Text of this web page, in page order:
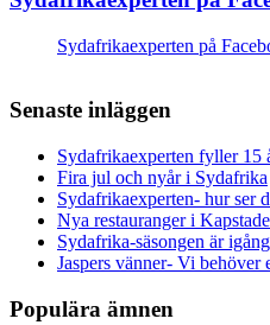
Sydafrikaexperten på
Senaste inläggen
Sydafrikaexperten fyller 15
Fira jul och nyår i Sydafrika
Sydafrikaexperten- hur ser
Nya restauranger i
Sydafrika-säsongen är
Jaspers vänner- Vi behöver
Populära ämnen